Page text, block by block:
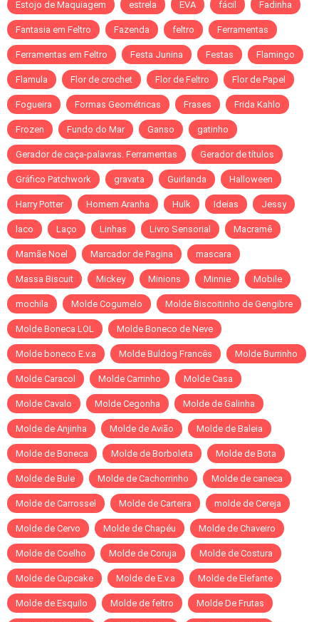
Estojo de Maquiagem estrela EVA fácil Fadinha
Fantasia em Feltro Fazenda feltro Ferramentas
Ferramentas em Feltro Festa Junina Festas Flamingo
Flamula Flor de crochet Flor de Feltro Flor de Papel
Fogueira Formas Geométricas Frases Frida Kahlo
Frozen Fundo do Mar Ganso gatinho
Gerador de caça-palavras. Ferramentas Gerador de títulos
Gráfico Patchwork gravata Guirlanda Halloween
Harry Potter Homem Aranha Hulk Ideias Jessy
laco Laço Linhas Livro Sensorial Macramê
Mamãe Noel Marcador de Pagina mascara
Massa Biscuit Mickey Minions Minnie Mobile
mochila Molde Cogumelo Molde Biscoitinho de Gengibre
Molde Boneca LOL Molde Boneco de Neve
Molde boneco E.v.a Molde Buldog Francês Molde Burrinho
Molde Caracol Molde Carrinho Molde Casa
Molde Cavalo Molde Cegonha Molde de Galinha
Molde de Anjinha Molde de Avião Molde de Baleia
Molde de Boneca Molde de Borboleta Molde de Bota
Molde de Bule Molde de Cachorrinho Molde de caneca
Molde de Carrossel Molde de Carteira molde de Cereja
Molde de Cervo Molde de Chapéu Molde de Chaveiro
Molde de Coelho Molde de Coruja Molde de Costura
Molde de Cupcake Molde de E.v.a Molde de Elefante
Molde de Esquilo Molde de feltro Molde De Frutas